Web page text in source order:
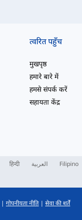
त्वरित पहुँच
मुखपृष्ठ
हमारे बारे में
हमसे संपर्क करें
सहायता केंद्र
हिन्दी العربية Filipino
| गोपनीयता नीति | सेवा की शर्तें